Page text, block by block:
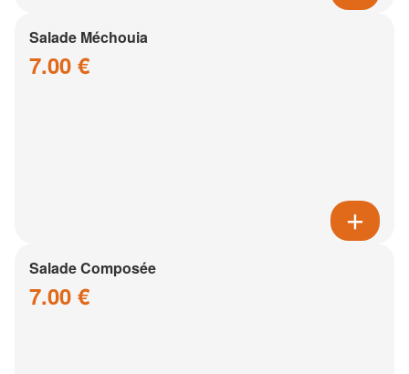
Salade Méchouia
7.00 €
Salade Composée
7.00 €